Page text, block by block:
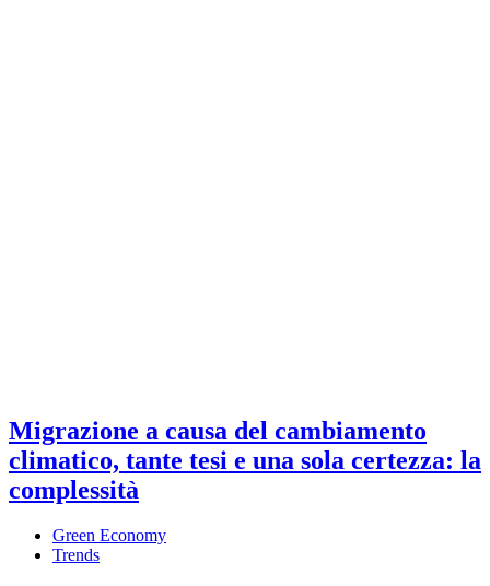
Migrazione a causa del cambiamento
climatico, tante tesi e una sola certezza: la
complessità
Green Economy
Trends